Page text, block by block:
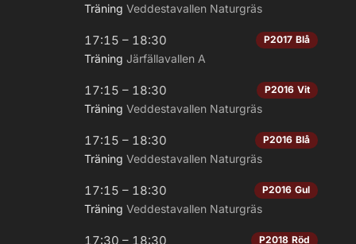
Träning Veddestavallen Naturgräs
17:15 – 18:30 P2017 Blå
Träning Järfällavallen A
17:15 – 18:30 P2016 Vit
Träning Veddestavallen Naturgräs
17:15 – 18:30 P2016 Blå
Träning Veddestavallen Naturgräs
17:15 – 18:30 P2016 Gul
Träning Veddestavallen Naturgräs
17:30 – 18:30 P2018 Röd